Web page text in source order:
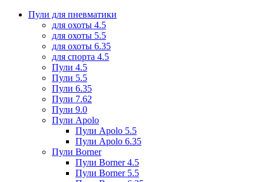
Пули для пневматики
для охоты 4.5
для охоты 5.5
для охоты 6.35
для спорта 4.5
Пули 4.5
Пули 5.5
Пули 6.35
Пули 7.62
Пули 9.0
Пули Apolo
Пули Apolo 5.5
Пули Apolo 6.35
Пули Borner
Пули Borner 4.5
Пули Borner 5.5